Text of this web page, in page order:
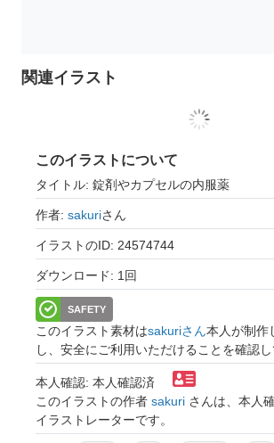
関連イラスト
このイラストについて
タイトル: 錠剤やカプセルの内服薬
作者: sakuriさん
イラストのID: 24574744
ダウンロード: 1回
SAFETY
このイラスト素材はsakuriさん本人が制作
し、安全にご利用いただけることを確認し
本人確認: 本人確認済
このイラストの作者 sakuri さんは、本人
イラストレーターです。